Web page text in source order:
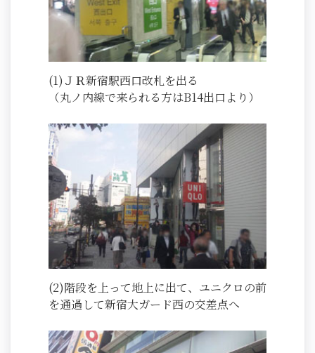
(1)ＪＲ新宿駅西口改札を出る
（丸ノ内線で来られる方はB14出口より）
(2)階段を上って地上に出て、ユニクロの前
を通過して新宿大ガード西の交差点へ